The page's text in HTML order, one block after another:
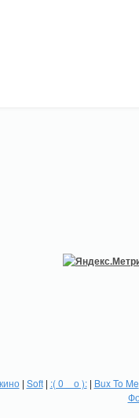
кино| Soft| :( 0 _ о ):| Bux To Me